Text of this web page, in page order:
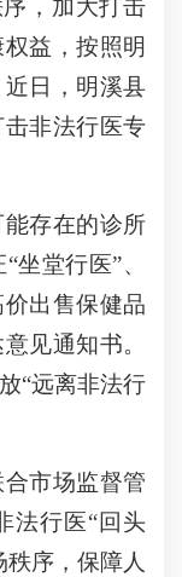
，加大打击
益，按照明
日，明溪县
非法行医专
存在的诊所
坐堂行医”、
出售保健品
见通知书。
“远离非法行
市场监督管
法行医“回头
序，保障人